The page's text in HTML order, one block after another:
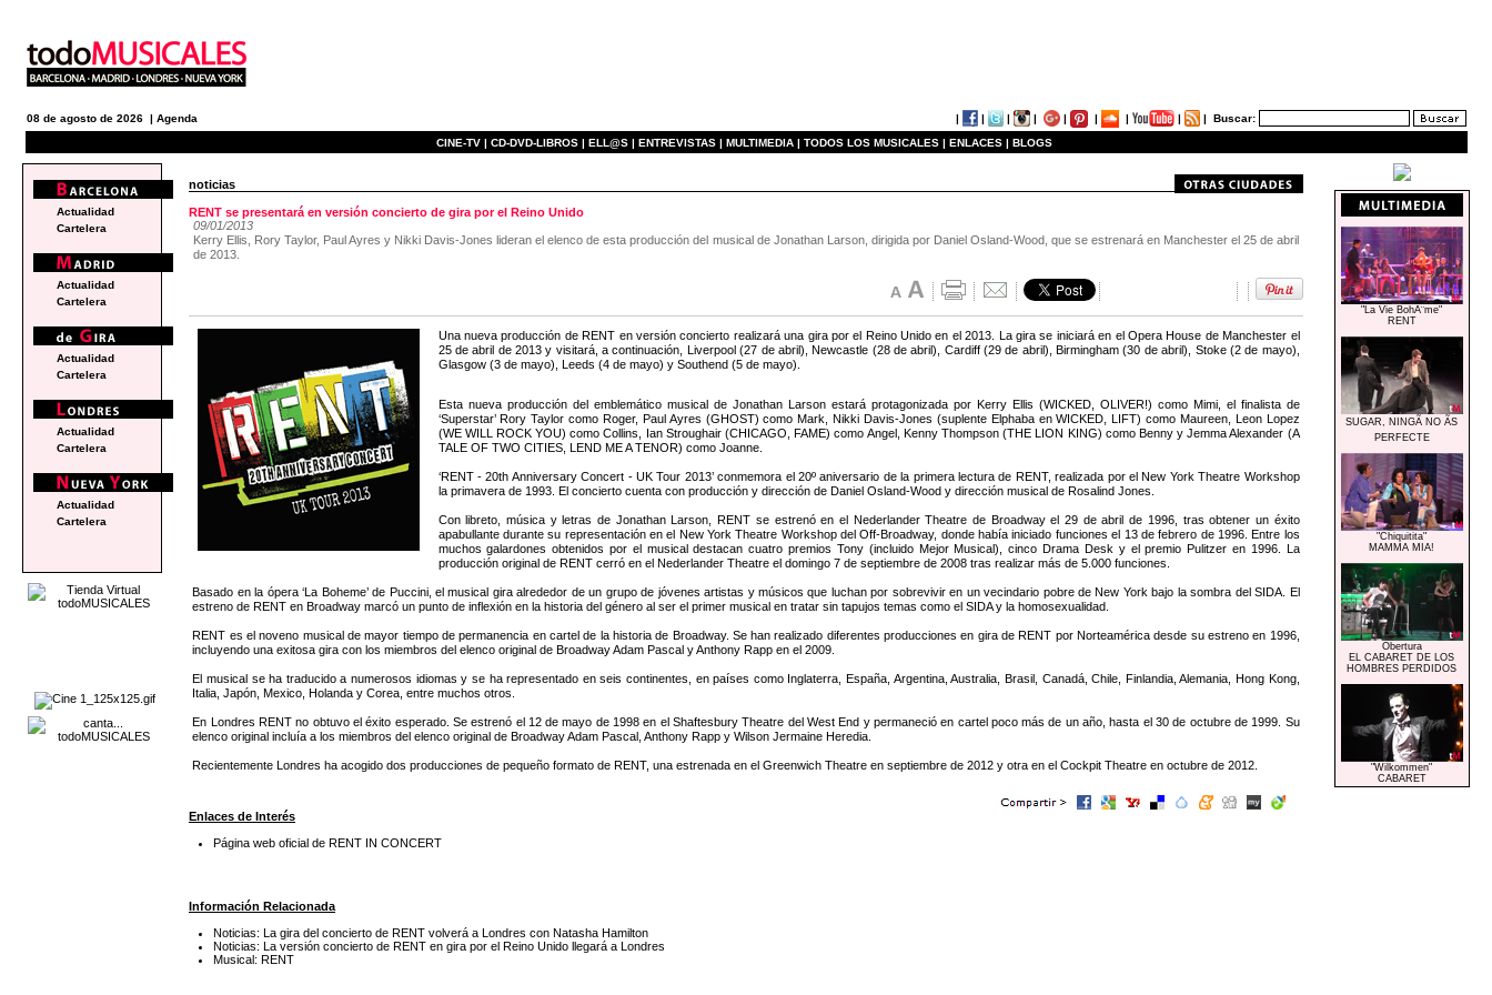
08 de agosto de 2026 | Agenda | | | | | | | | | Buscar:
CINE-TV | CD-DVD-LIBROS | ELL@S | ENTREVISTAS | MULTIMEDIA | TODOS LOS MUSICALES | ENLACES | BLOGS
noticias
RENT se presentará en versión concierto de gira por el Reino Unido
09/01/2013
Kerry Ellis, Rory Taylor, Paul Ayres y Nikki Davis-Jones lideran el elenco de esta producción del musical de Jonathan Larson, dirigida por Daniel Osland-Wood, que se estrenará en Manchester el 25 de abril
de 2013.
Una nueva producción de RENT en versión concierto realizará una gira por el Reino Unido en el 2013. La gira se iniciará en el Opera House de Manchester el
25 de abril de 2013 y visitará, a continuación, Liverpool (27 de abril), Newcastle (28 de abril), Cardiff (29 de abril), Birmingham (30 de abril), Stoke (2 de mayo),
Glasgow (3 de mayo), Leeds (4 de mayo) y Southend (5 de mayo).
Esta nueva producción del emblemático musical de Jonathan Larson estará protagonizada por Kerry Ellis (WICKED, OLIVER!) como Mimi, el finalista de
‘Superstar’ Rory Taylor como Roger, Paul Ayres (GHOST) como Mark, Nikki Davis-Jones (suplente Elphaba en WICKED, LIFT) como Maureen, Leon Lopez
(WE WILL ROCK YOU) como Collins, Ian Stroughair (CHICAGO, FAME) como Angel, Kenny Thompson (THE LION KING) como Benny y Jemma Alexander (A
TALE OF TWO CITIES, LEND ME A TENOR) como Joanne.
‘RENT - 20th Anniversary Concert - UK Tour 2013’ conmemora el 20º aniversario de la primera lectura de RENT, realizada por el New York Theatre Workshop
la primavera de 1993. El concierto cuenta con producción y dirección de Daniel Osland-Wood y dirección musical de Rosalind Jones.
Con libreto, música y letras de Jonathan Larson, RENT se estrenó en el Nederlander Theatre de Broadway el 29 de abril de 1996, tras obtener un éxito
apabullante durante su representación en el New York Theatre Workshop del Off-Broadway, donde había iniciado funciones el 13 de febrero de 1996. Entre los
muchos galardones obtenidos por el musical destacan cuatro premios Tony (incluido Mejor Musical), cinco Drama Desk y el premio Pulitzer en 1996. La
producción original de RENT cerró en el Nederlander Theatre el domingo 7 de septiembre de 2008 tras realizar más de 5.000 funciones.
Basado en la ópera ‘La Boheme’ de Puccini, el musical gira alrededor de un grupo de jóvenes artistas y músicos que luchan por sobrevivir en un vecindario pobre de New York bajo la sombra del SIDA. El
estreno de RENT en Broadway marcó un punto de inflexión en la historia del género al ser el primer musical en tratar sin tapujos temas como el SIDA y la homosexualidad.
RENT es el noveno musical de mayor tiempo de permanencia en cartel de la historia de Broadway. Se han realizado diferentes producciones en gira de RENT por Norteamérica desde su estreno en 1996,
incluyendo una exitosa gira con los miembros del elenco original de Broadway Adam Pascal y Anthony Rapp en el 2009.
El musical se ha traducido a numerosos idiomas y se ha representado en seis continentes, en países como Inglaterra, España, Argentina, Australia, Brasil, Canadá, Chile, Finlandia, Alemania, Hong Kong,
Italia, Japón, Mexico, Holanda y Corea, entre muchos otros.
En Londres RENT no obtuvo el éxito esperado. Se estrenó el 12 de mayo de 1998 en el Shaftesbury Theatre del West End y permaneció en cartel poco más de un año, hasta el 30 de octubre de 1999. Su
elenco original incluía a los miembros del elenco original de Broadway Adam Pascal, Anthony Rapp y Wilson Jermaine Heredia.
Recientemente Londres ha acogido dos producciones de pequeño formato de RENT, una estrenada en el Greenwich Theatre en septiembre de 2012 y otra en el Cockpit Theatre en octubre de 2012.
Enlaces de Interés
Página web oficial de RENT IN CONCERT
Información Relacionada
Noticias: La gira del concierto de RENT volverá a Londres con Natasha Hamilton
Noticias: La versión concierto de RENT en gira por el Reino Unido llegará a Londres
Musical: RENT
Actualidad
Cartelera
Actualidad
Cartelera
Actualidad
Cartelera
Actualidad
Cartelera
Actualidad
Cartelera
"La Vie BohÃ¨me"
RENT
SUGAR, NINGÃ NO ÃS
PERFECTE
"Chiquitita"
MAMMA MIA!
Obertura
EL CABARET DE LOS
HOMBRES PERDIDOS
"Wilkommen"
CABARET